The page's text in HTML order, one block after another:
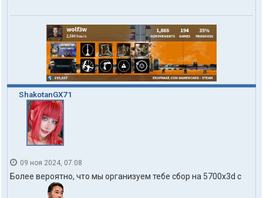
ShakotanGX71
09 ноя 2024, 07:08
Более вероятно, что мы организуем тебе сбор на 5700x3d с